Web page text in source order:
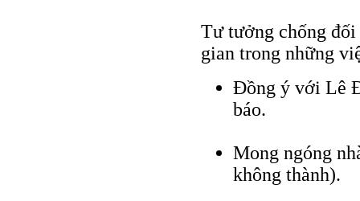
Tư tưởng chống
gian trong những
Đồng ý với Lê
báo.
Mong ngóng
không thành).